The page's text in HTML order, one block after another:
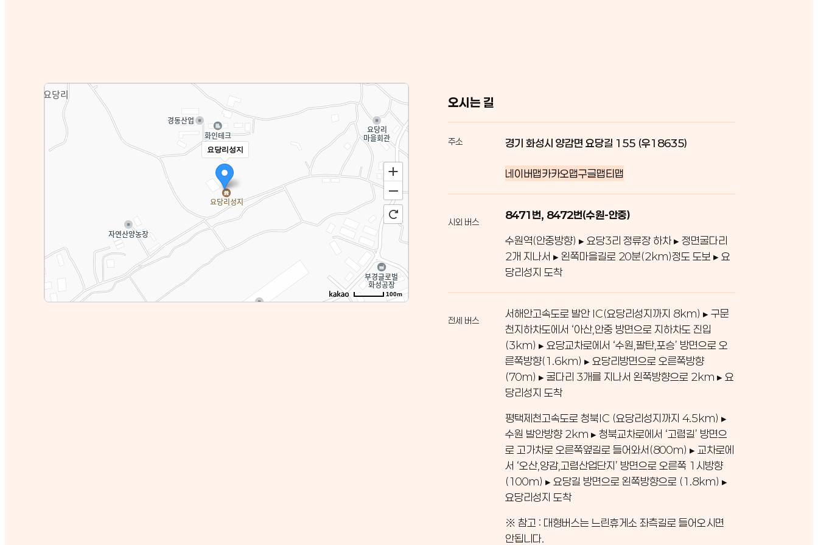
요당리성지
100m
오시는 길
주소 경기 화성시 양감면 요당길 155 (우18635)
네이버맵카카오맵구글맵티맵
시외 버스
8471번, 8472번(수원-안중)
수원역(안중방향) ▸ 요당3리 정류장 하차 ▸ 정면굴다리
2개 지나서 ▸ 왼쪽마을길로 20분(2km)정도 도보 ▸ 요
당리성지 도착
전세 버스
서해안고속도로 발안 IC(요당리성지까지 8km) ▸ 구문
천지하차도에서 ‘아산,안중 방면으로 지하차도 진입
(3km) ▸ 요당교차로에서 ‘수원,팔탄,포승’ 방면으로 오
른쪽방향(1.6km) ▸ 요당리방면으로 오른쪽방향
(70m) ▸ 굴다리 3개를 지나서 왼쪽방향으로 2km ▸ 요
당리성지 도착
평택제천고속도로 청북IC (요당리성지까지 4.5km) ▸
수원 발안방향 2km ▸ 청북교차로에서 ‘고렴길’ 방면으
로 고가차로 오른쪽옆길로 들어와서(800m) ▸ 교차로에
서 ‘오산,양감,고렴산업단지’ 방면으로 오른쪽 1시방향
(100m) ▸ 요당길 방면으로 왼쪽방향으로 (1.8km) ▸
요당리성지 도착
※ 참고 : 대형버스는 느린휴게소 좌측길로 들어오시면
안됩니다.